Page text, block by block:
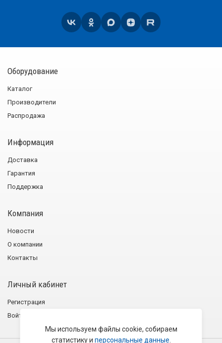
Оборудование
Каталог
Производители
Распродажа
Информация
Доставка
Гарантия
Поддержка
Компания
Новости
О компании
Контакты
Личный кабинет
Регистрация
Войти
Мы используем файлы cookie, собираем
статистику и персональные данные